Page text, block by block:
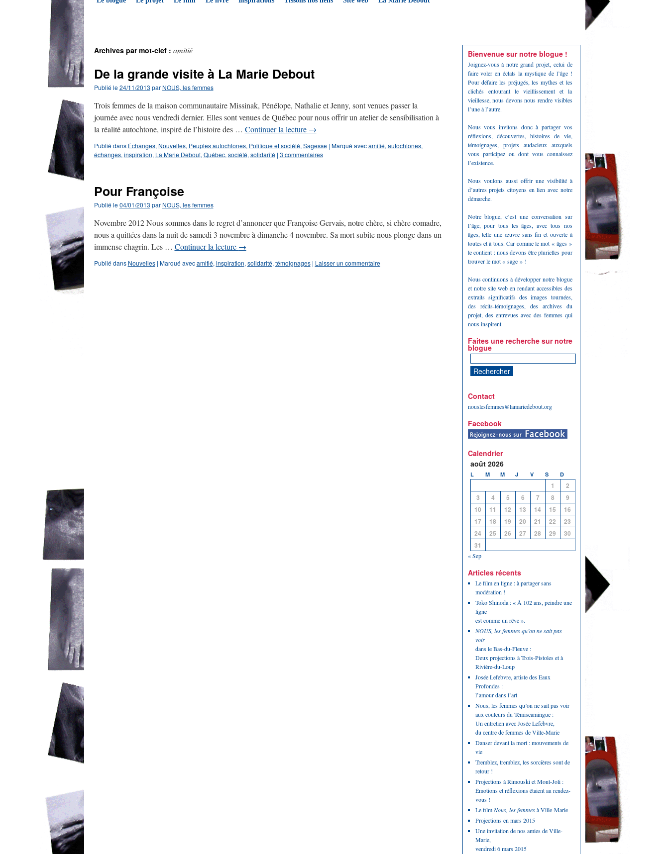
Archives par mot-clef : amitié
De la grande visite à La Marie Debout
Publié le 24/11/2013 par NOUS, les femmes
Trois femmes de la maison communautaire Missinak, Pénélope, Nathalie et Jenny, sont venues passer la
journée avec nous vendredi dernier. Elles sont venues de Québec pour nous offrir un atelier de sensibilisation à
la réalité autochtone, inspiré de l’histoire des … Continuer la lecture →
Publié dans Échanges, Nouvelles, Peuples autochtones, Politique et société, Sagesse | Marqué avec amitié, autochtones,
échanges, inspiration, La Marie Debout, Québec, société, solidarité | 3 commentaires
Pour Françoise
Publié le 04/01/2013 par NOUS, les femmes
Novembre 2012 Nous sommes dans le regret d’annoncer que Françoise Gervais, notre chère, si chère comadre,
nous a quittées dans la nuit de samedi 3 novembre à dimanche 4 novembre. Sa mort subite nous plonge dans un
immense chagrin. Les … Continuer la lecture →
Publié dans Nouvelles | Marqué avec amitié, inspiration, solidarité, témoignages | Laisser un commentaire
Bienvenue sur notre blogue !
Joignez-vous à notre grand projet, celui de
faire voler en éclats la mystique de l’âge !
Pour défaire les préjugés, les mythes et les
clichés entourant le vieillissement et la
vieillesse, nous devons nous rendre visibles
l’une à l’autre.
Nous vous invitons donc à partager vos
réflexions, découvertes, histoires de vie,
témoignages, projets audacieux auxquels
vous participez ou dont vous connaissez
l’existence.
Nous voulons aussi offrir une visibilité à
d’autres projets citoyens en lien avec notre
démarche.
Notre blogue, c’est une conversation sur
l’âge, pour tous les âges, avec tous nos
âges, telle une œuvre sans fin et ouverte à
toutes et à tous. Car comme le mot « âges »
le contient : nous devons être plurielles pour
trouver le mot « sage » !
Nous continuons à développer notre blogue
et notre site web en rendant accessibles des
extraits significatifs des images tournées,
des récits-témoignages, des archives du
projet, des entrevues avec des femmes qui
nous inspirent.
Faites une recherche sur notre
blogue
Contact
nouslesfemmes@lamariedebout.org
Facebook
Calendrier
août 2026
L M M J V S D
1
2
3
4 5 6 7 8
9
10
11 12 13 14 15
16
17
18 19 20 21 22
23
24
25 26 27 28 29
30
31
« Sep
Articles récents
Le film en ligne : à partager sans
modération !
Toko Shinoda : « À 102 ans, peindre une
ligne
est comme un rêve ».
NOUS, les femmes qu’on ne sait pas
voir
dans le Bas-du-Fleuve :
Deux projections à Trois-Pistoles et à
Rivière-du-Loup
Josée Lefebvre, artiste des Eaux
Profondes :
l’amour dans l’art
Nous, les femmes qu’on ne sait pas voir
aux couleurs du Témiscamingue :
Un entretien avec Josée Lefebvre,
du centre de femmes de Ville-Marie
Danser devant la mort : mouvements de
vie
Tremblez, tremblez, les sorcières sont de
retour !
Projections à Rimouski et Mont-Joli :
Émotions et réflexions étaient au rendez-
vous !
Le filmNous, les femmesà Ville-Marie
Projections en mars 2015
Une invitation de nos amies de Ville-
Marie,
vendredi 6 mars 2015